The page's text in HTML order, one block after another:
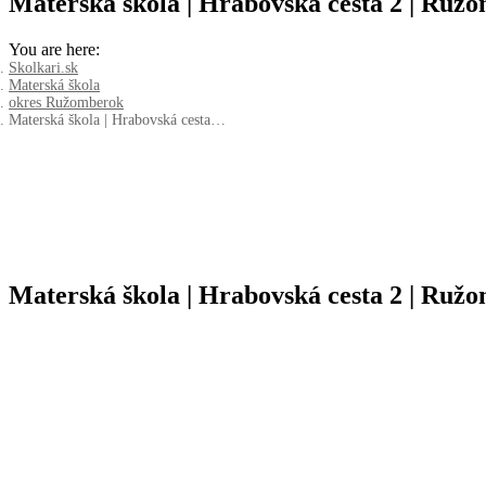
You are here:
Skolkari.sk
Materská škola
okres Ružomberok
Materská škola | Hrabovská cesta…
Materská škola | Hrabovská cesta 2 |